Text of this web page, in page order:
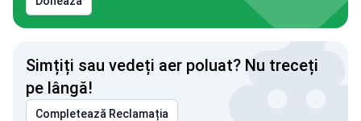
Simțiți sau vedeți aer poluat? Nu treceți
pe lângă!
Completează Reclamația